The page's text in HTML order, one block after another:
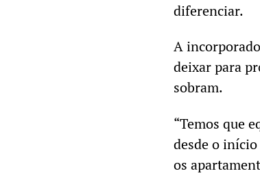
diferenciar.
A
deixar para
sobram.
“Temos que
desde o
os